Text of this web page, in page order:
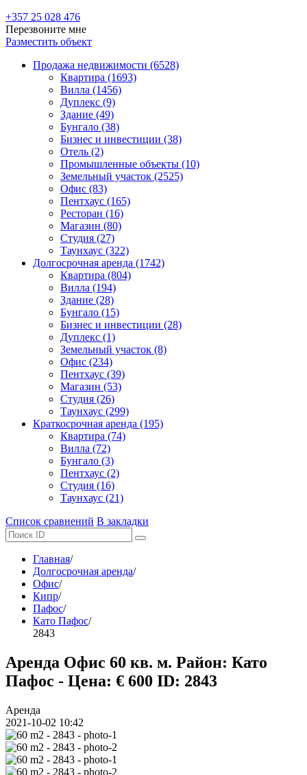
+357 25 028 476
Перезвоните мне
Разместить объект
Продажа недвижимости (6528)
Квартира (1693)
Вилла (1456)
Дуплекс (9)
Здание (49)
Бунгало (38)
Бизнес и инвестиции (38)
Отель (2)
Промышленные объекты (10)
Земельный участок (2525)
Офис (83)
Пентхаус (165)
Ресторан (16)
Магазин (80)
Студия (27)
Таунхаус (322)
Долгосрочная аренда (1742)
Квартира (804)
Вилла (194)
Здание (28)
Бунгало (15)
Бизнес и инвестиции (28)
Дуплекс (1)
Земельный участок (8)
Офис (234)
Пентхаус (39)
Магазин (53)
Студия (26)
Таунхаус (299)
Краткосрочная аренда (195)
Квартира (74)
Вилла (72)
Бунгало (3)
Пентхаус (2)
Студия (16)
Таунхаус (21)
Список сравнений В закладки
Главная/
Долгосрочная аренда/
Офис/
Кипр/
Пафос/
Като Пафос/
2843
Аренда Офис 60 кв. м. Район: Като
Пафос - Цена: € 600 ID: 2843
Аренда
2021-10-02 10:42